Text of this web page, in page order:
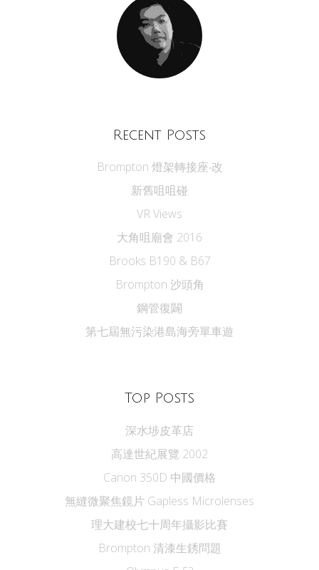
Recent Posts
Brompton 燈架轉接座‧改
新舊咀咀碰
VR Views
大角咀廟會 2016
Brooks B190 & B67
Brompton 沙頭角
鋼管復闢
第七屆無污染港島海旁單車遊
Top Posts
深水埗皮革店
高達世紀展覽 2002
Canon 350D 中國價格
無縫微聚焦鏡片 Gapless Microlenses
理大建校七十周年攝影比賽
Brompton 清漆生銹問題